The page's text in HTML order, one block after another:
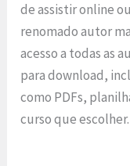
de assistir online
renomado autor
acesso a todas as
para download,
como PDFs,
curso que escolher.